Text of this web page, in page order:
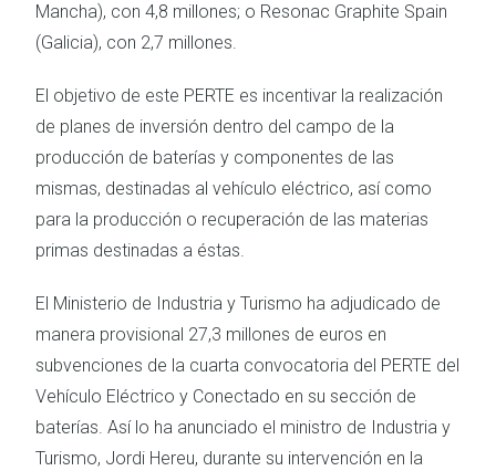
Mancha), con 4,8 millones; o Resonac Graphite Spain
(Galicia), con 2,7 millones.
El objetivo de este PERTE es incentivar la realización
de planes de inversión dentro del campo de la
producción de baterías y componentes de las
mismas, destinadas al vehículo eléctrico, así como
para la producción o recuperación de las materias
primas destinadas a éstas.
El Ministerio de Industria y Turismo ha adjudicado de
manera provisional 27,3 millones de euros en
subvenciones de la cuarta convocatoria del PERTE del
Vehículo Eléctrico y Conectado en su sección de
baterías. Así lo ha anunciado el ministro de Industria y
Turismo, Jordi Hereu, durante su intervención en la